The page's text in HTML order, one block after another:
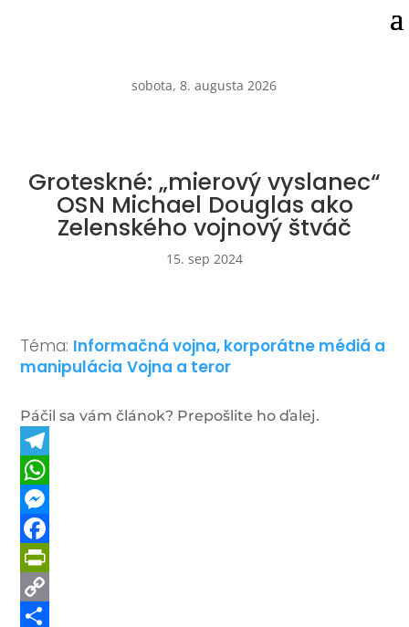
sobota, 8. augusta 2026
Groteskné: „mierový vyslanec“
OSN Michael Douglas ako
Zelenského vojnový štváč
15. sep 2024
Téma: Informačná vojna, korporátne médiá a
manipulácia Vojna a teror
Páčil sa vám článok? Prepošlite ho ďalej.
Telegram
WhatsApp
Messenger
Facebook
PrintFriendly
Copy